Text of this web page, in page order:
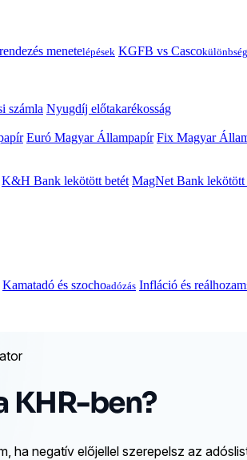
menetelépések KGFB vs Cascokülönbség
számla Nyugdíj előtakarékosság
Euró Magyar Állampapír Fix Magyar
K&H Bank lekötött betét MagNet Bank lekötött
Kamatadó és szochoadózás Infláció és reálhozam
KHR-ben?
ha negatív előjellel szerepelsz az